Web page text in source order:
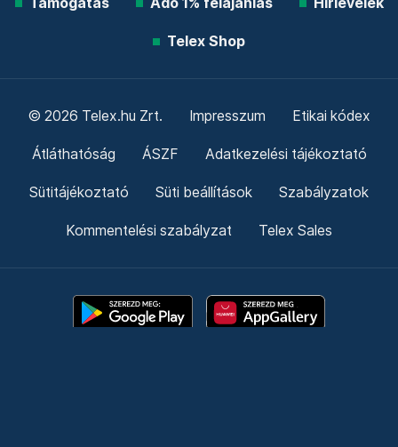
Támogatás Adó 1% felajánlás Hírlevelek
Telex Shop
© 2026 Telex.hu Zrt. Impresszum Etikai kódex
Átláthatóság ÁSZF Adatkezelési tájékoztató
Sütitájékoztató Süti beállítások Szabályzatok
Kommentelési szabályzat Telex Sales